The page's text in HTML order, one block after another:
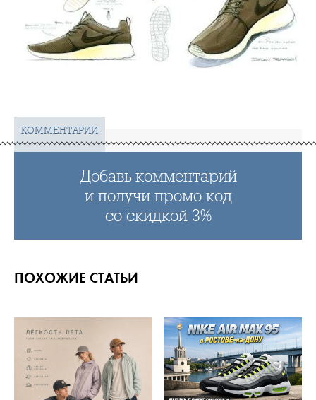
КОММЕНТАРИИ
Добавь комментарий
и получи промо код
со скидкой 3%
ПОХОЖИЕ СТАТЬИ